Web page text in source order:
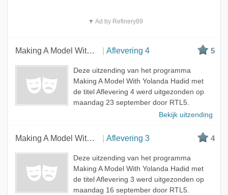
▼ Ad by Refinery89
Making A Model With Yolanda Hadid Aflevering 4 5
Deze uitzending van het programma
Making A Model With Yolanda Hadid met
de titel Aflevering 4 werd uitgezonden op
maandag 23 september door RTL5.
Bekijk uitzending
Making A Model With Yolanda Hadid Aflevering 3 4
Deze uitzending van het programma
Making A Model With Yolanda Hadid met
de titel Aflevering 3 werd uitgezonden op
maandag 16 september door RTL5.